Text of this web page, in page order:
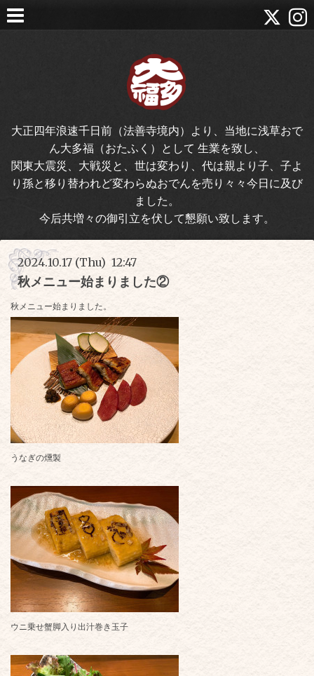
大正四年浪速千日前（法善寺境内）より、当地に浅草おで
ん大多福（おたふく）として 生業を致し、
関東大震災、大戦災と、世は変わり、代は親より子、子よ
り孫と移り替われど変わらぬおでんを売り々々今日に及び
ました。
今后共増々の御引立を伏して懇願い致します。
2024.10.17 (Thu) 12:47
秋メニュー始まりました②
秋メニュー始まりました。
うなぎの燻製
ウニ乗せ蟹脚入り出汁巻き玉子